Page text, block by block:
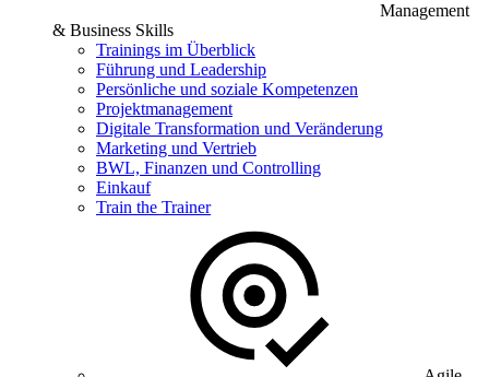
Management
& Business Skills
Trainings im Überblick
Führung und Leadership
Persönliche und soziale Kompetenzen
Projektmanagement
Digitale Transformation und Veränderung
Marketing und Vertrieb
BWL, Finanzen und Controlling
Einkauf
Train the Trainer